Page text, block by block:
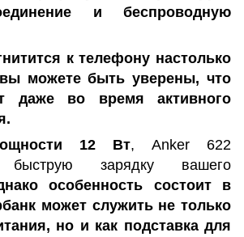
и беспроводную
к телефону настолько
можете быть уверены, что
даже во время активного
12 Вт, Anker 622
быструю зарядку вашего
особенность состоит в
может служить не только
но и как подставка для